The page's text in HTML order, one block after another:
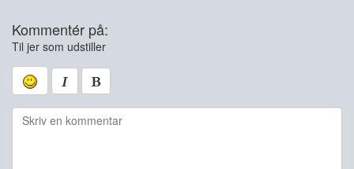
Kommentér på:
Til jer som udstiller